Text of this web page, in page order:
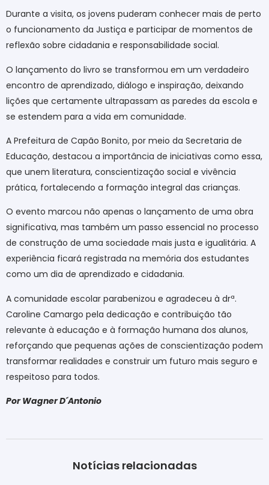
Durante a visita, os jovens puderam conhecer mais de perto
o funcionamento da Justiça e participar de momentos de
reflexão sobre cidadania e responsabilidade social.
O lançamento do livro se transformou em um verdadeiro
encontro de aprendizado, diálogo e inspiração, deixando
lições que certamente ultrapassam as paredes da escola e
se estendem para a vida em comunidade.
A Prefeitura de Capão Bonito, por meio da Secretaria de
Educação, destacou a importância de iniciativas como essa,
que unem literatura, conscientização social e vivência
prática, fortalecendo a formação integral das crianças.
O evento marcou não apenas o lançamento de uma obra
significativa, mas também um passo essencial no processo
de construção de uma sociedade mais justa e igualitária. A
experiência ficará registrada na memória dos estudantes
como um dia de aprendizado e cidadania.
A comunidade escolar parabenizou e agradeceu à drª.
Caroline Camargo pela dedicação e contribuição tão
relevante à educação e à formação humana dos alunos,
reforçando que pequenas ações de conscientização podem
transformar realidades e construir um futuro mais seguro e
respeitoso para todos.
Por Wagner D´Antonio
Notícias relacionadas